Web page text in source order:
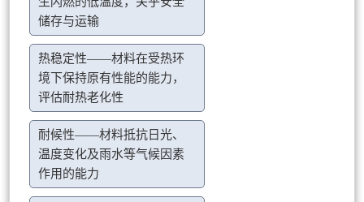
储存与运输
热稳定性——材料在受热环
境下保持原有性能的能力，
评估耐热老化性
耐候性——材料抵抗日光、
温度变化及雨水等气候因素
作用的能力